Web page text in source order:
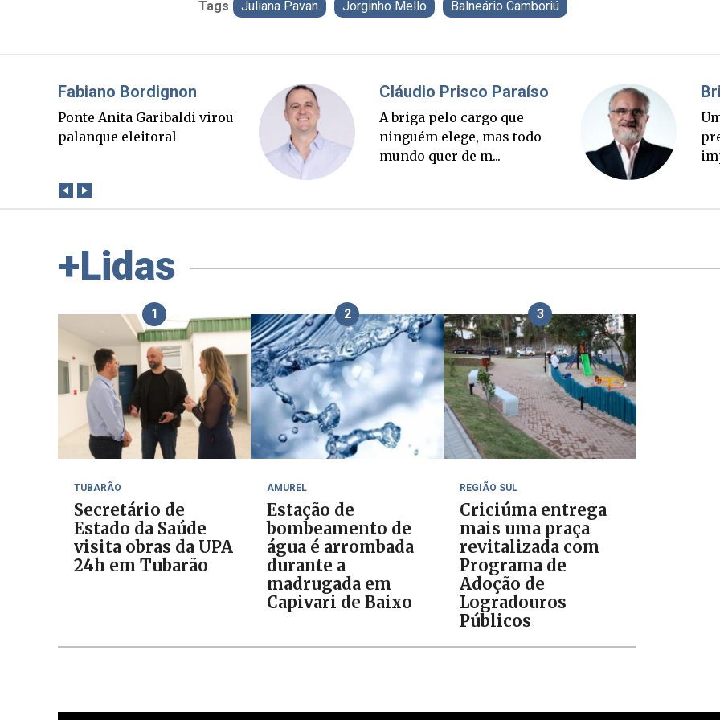
Tags Juliana Pavan Jorginho Mello Balneário Camboriú
Misael Elias
O Boato corre mais rápido
que a verdade. Mas quem
Fabiano Bordignon
Ponte Anita Garibaldi virou
palanque eleitoral
A
+Lidas
1
TUBARÃO
Secretário de
Estado da Saúde
visita obras da UPA
24h em Tubarão
2
AMUREL
Estação de
bombeamento de
água é arrombada
durante a
madrugada em
Capivari de Baixo
3
REGIÃO SUL
Criciúma entrega
mais uma praça
revitalizada com
Programa de
Adoção de
Logradouros
Públicos